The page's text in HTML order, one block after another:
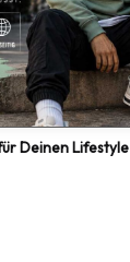
Deinen Lifestyle